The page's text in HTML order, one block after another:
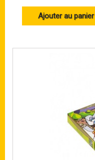
Ajouter au panier